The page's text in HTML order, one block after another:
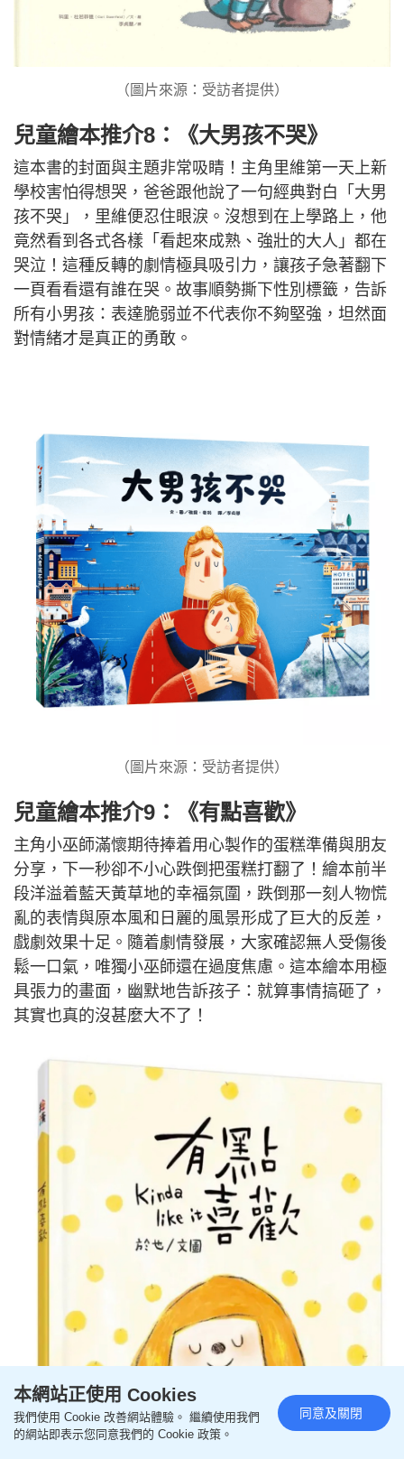
（圖片來源：受訪者提供）
兒童繪本推介8：《大男孩不哭》
這本書的封面與主題非常吸睛！主角里維第一天上新
學校害怕得想哭，爸爸跟他說了一句經典對白「大男
孩不哭」，里維便忍住眼淚。沒想到在上學路上，他
竟然看到各式各樣「看起來成熟、強壯的大人」都在
哭泣！這種反轉的劇情極具吸引力，讓孩子急著翻下
一頁看看還有誰在哭。故事順勢撕下性別標籤，告訴
所有小男孩：表達脆弱並不代表你不夠堅強，坦然面
對情緒才是真正的勇敢。
（圖片來源：受訪者提供）
兒童繪本推介9：《有點喜歡》
主角小巫師滿懷期待捧着用心製作的蛋糕準備與朋友
分享，下一秒卻不小心跌倒把蛋糕打翻了！繪本前半
段洋溢着藍天黃草地的幸福氛圍，跌倒那一刻人物慌
亂的表情與原本風和日麗的風景形成了巨大的反差，
戲劇效果十足。隨着劇情發展，大家確認無人受傷後
鬆一口氣，唯獨小巫師還在過度焦慮。這本繪本用極
具張力的畫面，幽默地告訴孩子：就算事情搞砸了，
其實也真的沒甚麼大不了！
本網站正使用 Cookies
我們使用 Cookie 改善網站體驗。 繼續使用我們
的網站即表示您同意我們的 Cookie 政策。
同意及關閉